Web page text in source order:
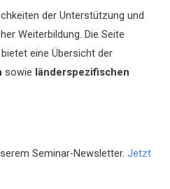
der Unterstützung und
Weiterbildung. Die Seite
bietet eine Übersicht der
sowie länderspezifischen
Seminar-Newsletter. Jetzt